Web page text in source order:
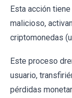
Esta acción
malicioso,
criptomonedas
Este proceso
usuario,
pérdidas